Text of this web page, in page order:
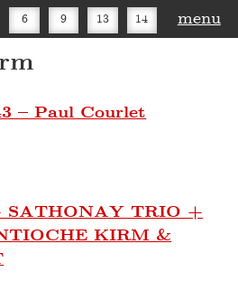
6 9 13 14 menu
– Paul Courlet
TRIO +
KIRM &